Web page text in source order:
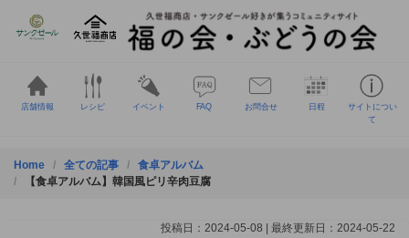
店舗情報 レシピ イベント FAQ お問合せ 日程
サイトについ
て
Home 全ての記事
食卓アルバム
【食卓アルバム】韓国風ピリ辛肉豆腐
投稿日：2024-05-08 | 最終更新日：2024-05-22